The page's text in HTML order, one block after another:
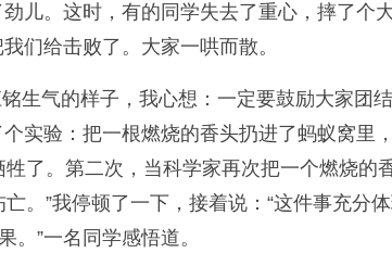
儿。这时，有的同学失去了重心，摔了个
们给击败了。大家一哄而散。
生气的样子，我心想：一定要鼓励大家团
实验：把一根燃烧的香头扔进了蚂蚁窝里
了。第二次，当科学家再次把一个燃烧的
”我停顿了一下，接着说：“这件事充分体
”一名同学感悟道。